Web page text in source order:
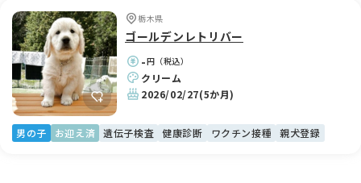
栃木県
ゴールデンレトリバー
-円（税込）
クリーム
2026/02/27(5か月)
男の子 お迎え済 遺伝子検査 健康診断 ワクチン接種 親犬登録